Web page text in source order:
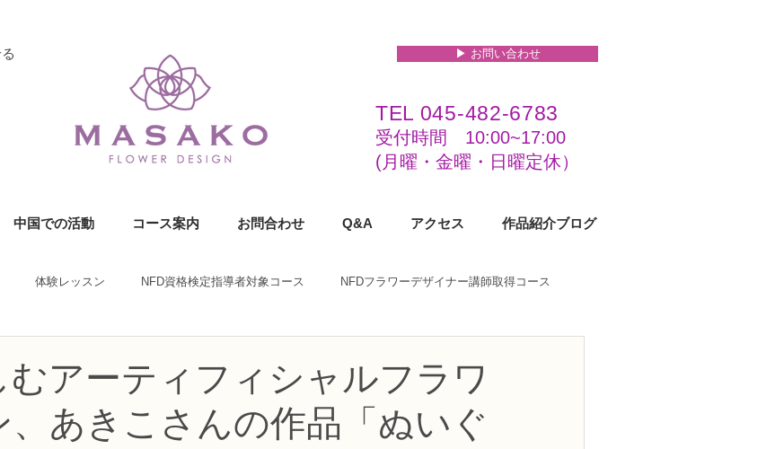
▶︎ お問い合わせ
TEL 045-482-6783
受付時間 10:00~17:00​​​
(​月曜・金曜・日曜定休）
中国での活動 コース案内 お問合わせ Q&A アクセス 作品紹介ブログ
体験レッスン NFD資格検定指導者対象コース NFDフラワーデザイナー講師取得コース
ザイナー資格検定1級コース
フラワー装飾技能検定1級レッスン フラワー装飾技能士検定2級
むアーティフィシャルフラワ
、あきこさんの作品「ぬいぐ